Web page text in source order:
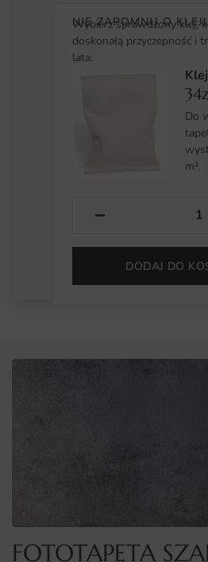
NIE ZAPOMNIJ O
Wybierz sprawdzony klej,
doskonałą przyczepność i
lata.
Do
m².
−
DODAJ DO
FOTOTAPETA